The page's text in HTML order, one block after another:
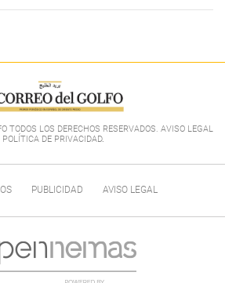
TODOS LOS DERECHOS RESERVADOS. AVISO LEGAL
POLÍTICA DE PRIVACIDAD.
PUBLICIDAD AVISO LEGAL